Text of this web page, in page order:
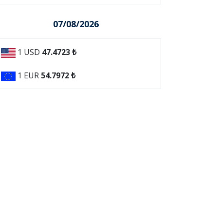
07/08/2026
1 USD 47.4723 ₺
1 EUR 54.7972 ₺